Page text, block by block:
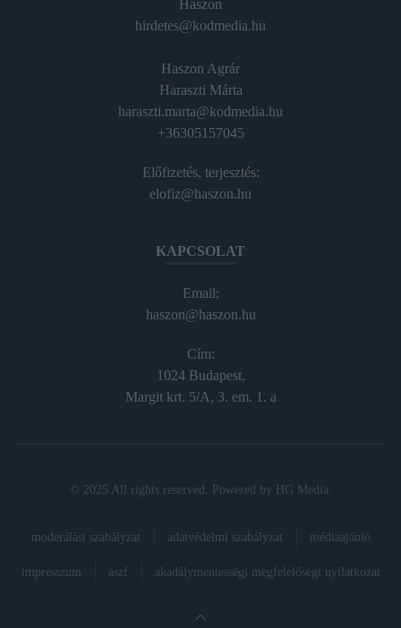
Haszon
hirdetes@kodmedia.hu
Haszon Agrár
Haraszti Márta
haraszti.marta@kodmedia.hu
+36305157045
Előfizetés, terjesztés:
elofiz@haszon.hu
KAPCSOLAT
Email:
haszon@haszon.hu
Cím:
1024 Budapest,
Margit krt. 5/A, 3. em. 1. a
© 2025 All rights reserved. Powered by HG Media
moderálási szabályzat adatvédelmi szabályzat médiaajánló
impresszum ászf akadálymentességi megfelelőségi nyilatkozat